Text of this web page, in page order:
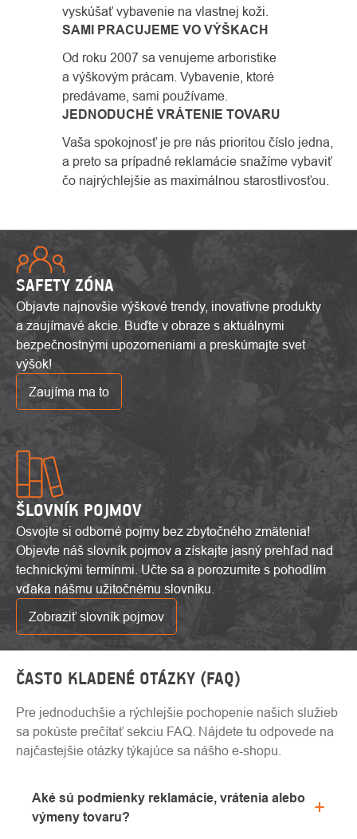
vyskúšať vybavenie na vlastnej koži.
SAMI PRACUJEME VO VÝŠKACH
Od roku 2007 sa venujeme arboristike
a výškovým prácam. Vybavenie, ktoré
predávame, sami používame.
JEDNODUCHÉ VRÁTENIE TOVARU
Vaša spokojnosť je pre nás prioritou číslo jedna,
a preto sa prípadné reklamácie snažíme vybaviť
čo najrýchlejšie as maximálnou starostlivosťou.
SAFETY ZÓNA
Objavte najnovšie výškové trendy, inovatívne produkty
a zaujímavé akcie. Buďte v obraze s aktuálnymi
bezpečnostnými upozorneniami a preskúmajte svet
výšok!
Zaujíma ma to
ŠLOVNÍK POJMOV
Osvojte si odborné pojmy bez zbytočného zmätenia!
Objevte náš slovník pojmov a získajte jasný prehľad nad
technickými termínmi. Učte sa a porozumite s pohodlím
vďaka nášmu užitočnému slovníku.
Zobraziť slovník pojmov
ČASTO KLADENÉ OTÁZKY (FAQ)
Pre jednoduchšie a rýchlejšie pochopenie našich služieb
sa pokúste prečítať sekciu FAQ. Nájdete tu odpovede na
najčastejšie otázky týkajúce sa nášho e-shopu.
Aké sú podmienky reklamácie, vrátenia alebo
výmeny tovaru?